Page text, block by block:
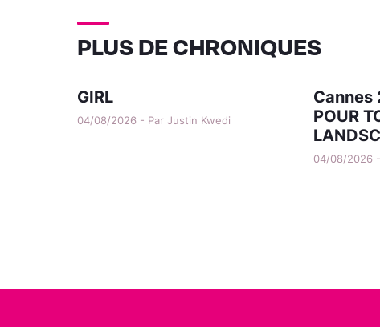
PLUS DE CHRONIQUES
GIRL
04/08/2026 - Par Justin Kwedi
Cannes
POUR
04/08/2026